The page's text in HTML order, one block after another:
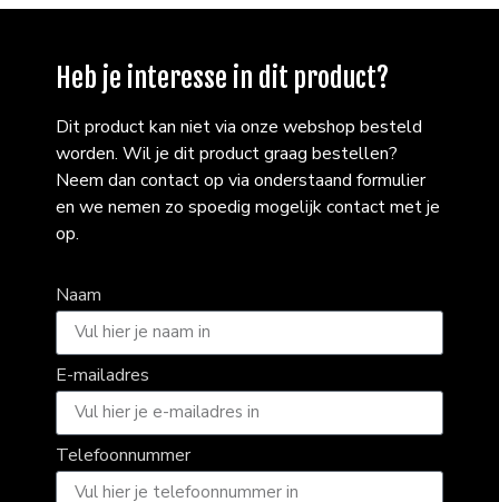
Heb je interesse in dit product?
Dit product kan niet via onze webshop besteld
worden. Wil je dit product graag bestellen?
Neem dan contact op via onderstaand formulier
en we nemen zo spoedig mogelijk contact met je
op.
Naam
E-mailadres
Telefoonnummer